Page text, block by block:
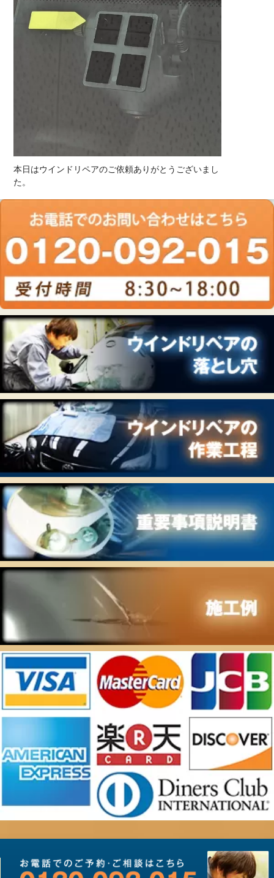
本日はウインドリペアのご依頼ありがとうございまし
た。